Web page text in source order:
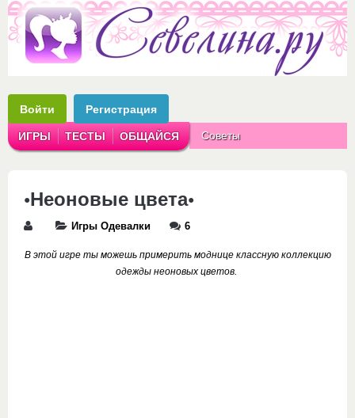
Войти Регистрация
ИГРЫ ТЕСТЫ ОБЩАЙСЯ Советы
•Неоновые цвета•
Игры Одевалки 6
В этой игре ты можешь примерить моднице классную коллекцию
одежды неоновых цветов.